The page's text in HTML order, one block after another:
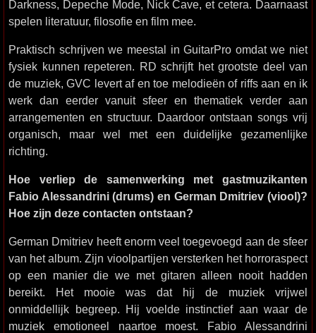
Darkness, Depeche Mode, Nick Cave, et cetera. Daarnaast
spelen literatuur, filosofie en film mee.
Praktisch schrijven we meestal in GuitarPro omdat we niet
fysiek kunnen repeteren. RD schrijft het grootste deel van
de muziek, GVC levert af en toe melodieën of riffs aan en ik
werk dan eerder vanuit sfeer en thematiek verder aan
arrangementen en structuur. Daardoor ontstaan songs vrij
organisch, maar wel met een duidelijke gezamenlijke
richting.
Hoe verliep de samenwerking met gastmuzikanten
Fabio Alessandrini (drums) en German Dmitriev (viool)?
Hoe zijn deze contacten ontstaan?
German Dmitriev heeft enorm veel toegevoegd aan de sfeer
van het album. Zijn vioolpartijen versterken het horroraspect
op een manier die we met gitaren alleen nooit hadden
bereikt. Het mooie was dat hij de muziek vrijwel
onmiddellijk begreep. Hij voelde instinctief aan waar de
muziek emotioneel naartoe moest. Fabio Alessandrini